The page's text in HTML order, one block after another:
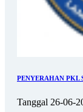
PENYERAHAN PKL
Tanggal 26-06-